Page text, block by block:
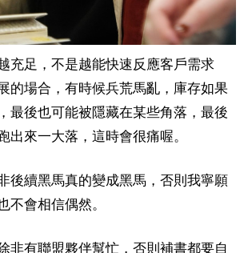
充足，不是越能快速反應客戶需求
的場合，有時候兵荒馬亂，庫存如果
最後也可能被隱藏在某些角落，最後
出來一大落，這時會很痛喔。
後續黑馬真的變成黑馬，否則我寧願
不會相信偶然。
非有聯盟夥伴幫忙，否則補書都要自